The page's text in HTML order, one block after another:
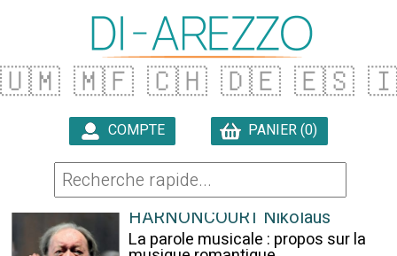
🇺🇲 🇲🇫 🇨🇭 🇩🇪 🇪🇸
COMPTE PANIER (0)
14 ARTICLES TROUVÉS
HARNONCOURT Nikolaus
La parole musicale : propos sur la